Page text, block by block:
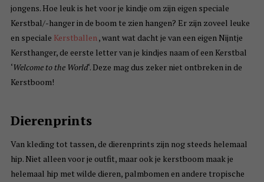
jongens. Hoe leuk is het voor je kindje om zijn eigen speciale
Kerstbal/-hanger in de boom te zien hangen? Er zijn zoveel leuke
en speciale Kerstballen, want wat dacht je van een eigen Nijntje
Kersthanger, de eerste letter van je kindjes naam of een Kerstbal
‘Welcome to the World‘. Deze mag dus zeker niet ontbreken in de
Kerstboom!
Dierenprints
Van kleding tot tassen, de dierenprints zijn nog steeds helemaal
hip. Niet alleen voor je outfit, maar ook je kerstboom maak je
helemaal hip met wilde dieren, palmbomen en andere tropische